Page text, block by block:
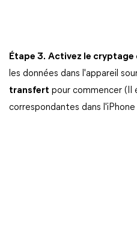
Étape 3. Activez le cryptage
les données dans l'appareil
transfert pour commencer (Il
correspondantes dans l'iPhone